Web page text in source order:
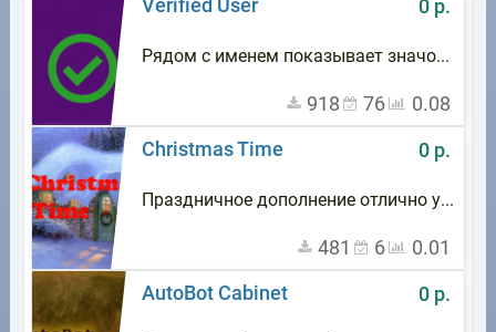
Verified User
0 р.
Рядом с именем показывает значок что это подтвержденный профиль
918 76
0.08
Christmas Time
0 р.
Праздничное дополнение отлично украсит ваш сайт и профиль на Новый Год
481 6
0.01
AutoBot Cabinet
0 р.